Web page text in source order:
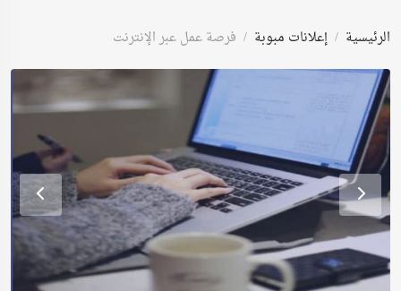
الرئيسية إعلانات مبوبة فرصة عمل عبر الإنترنت